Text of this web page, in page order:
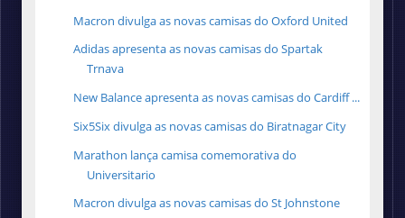
Macron divulga as novas camisas do Oxford United
Adidas apresenta as novas camisas do Spartak
Trnava
New Balance apresenta as novas camisas do Cardiff ...
Six5Six divulga as novas camisas do Biratnagar City
Marathon lança camisa comemorativa do
Universitario
Macron divulga as novas camisas do St Johnstone